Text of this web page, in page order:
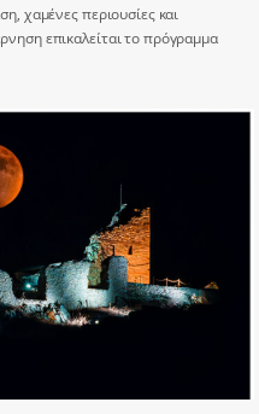
χαμένες περιουσίες και
επικαλείται το πρόγραμμα